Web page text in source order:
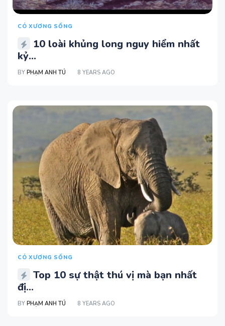
CÓ XƯƠNG SỐNG
10 loài khủng long nguy hiểm nhất
kỷ...
BY PHẠM ANH TÚ 8 YEARS AGO
CÓ XƯƠNG SỐNG
Top 10 sự thật thú vị mà bạn nhất
đị...
BY PHẠM ANH TÚ 8 YEARS AGO